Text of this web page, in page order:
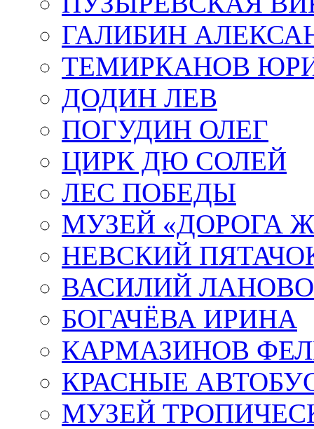
ГАЛИБИН
ТЕМИРКАНОВ
ДОДИН ЛЕВ
ПОГУДИН ОЛЕГ
ЦИРК ДЮ СОЛЕЙ
ЛЕС ПОБЕДЫ
МУЗЕЙ «ДОРОГА
НЕВСКИЙ
ВАСИЛИЙ
БОГАЧЁВА ИРИНА
КАРМАЗИНОВ
КРАСНЫЕ
МУЗЕЙ